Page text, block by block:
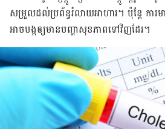
សម្រួល​ដល់​ប្រព័ន្ធ​រំលាយអាហារ​។ ប៉ុន្តែ ការ​
អាច​បង្ក​ឲ្យ​មាន​បញ្ហា​សុខ​ភាព​ទៅ​វិញ​ដែរ​។